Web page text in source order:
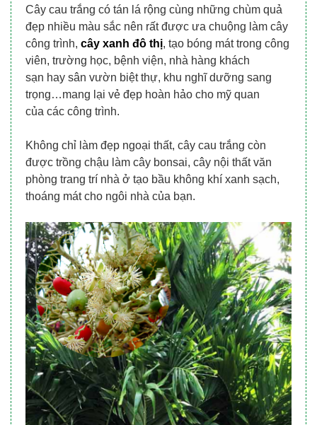
Cây cau trắng có tán lá rộng cùng những chùm quả
đẹp nhiều màu sắc nên rất được ưa chuộng làm cây
công trình, cây xanh đô thị, tạo bóng mát trong công
viên, trường học, bệnh viện, nhà hàng khách
sạn hay sân vườn biệt thự, khu nghĩ dưỡng sang
trọng…mang lại vẻ đẹp hoàn hảo cho mỹ quan
của các công trình.
Không chỉ làm đẹp ngoại thất, cây cau trắng còn
được trồng chậu làm cây bonsai, cây nội thất văn
phòng trang trí nhà ở tạo bầu không khí xanh sạch,
thoáng mát cho ngôi nhà của bạn.